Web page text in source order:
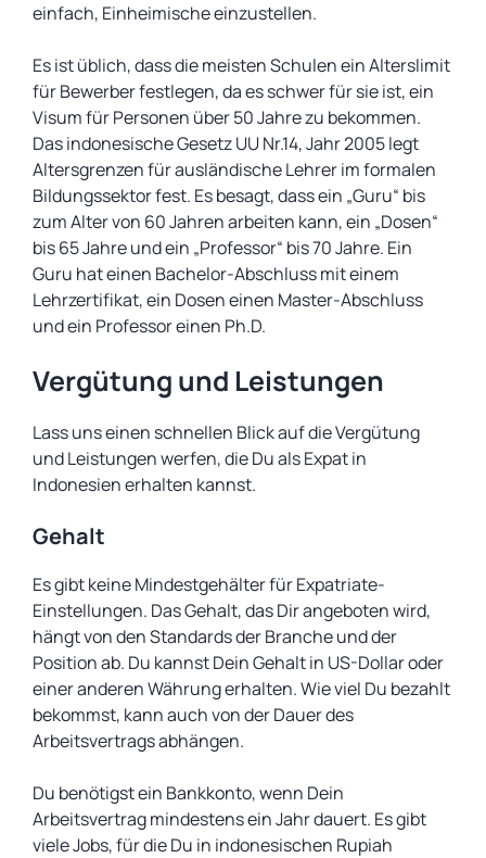
einfach, Einheimische einzustellen.
Es ist üblich, dass die meisten Schulen ein Alterslimit
für Bewerber festlegen, da es schwer für sie ist, ein
Visum für Personen über 50 Jahre zu bekommen.
Das indonesische Gesetz UU Nr.14, Jahr 2005 legt
Altersgrenzen für ausländische Lehrer im formalen
Bildungssektor fest. Es besagt, dass ein „Guru“ bis
zum Alter von 60 Jahren arbeiten kann, ein „Dosen“
bis 65 Jahre und ein „Professor“ bis 70 Jahre. Ein
Guru hat einen Bachelor-Abschluss mit einem
Lehrzertifikat, ein Dosen einen Master-Abschluss
und ein Professor einen Ph.D.
Vergütung und Leistungen
Lass uns einen schnellen Blick auf die Vergütung
und Leistungen werfen, die Du als Expat in
Indonesien erhalten kannst.
Gehalt
Es gibt keine Mindestgehälter für Expatriate-
Einstellungen. Das Gehalt, das Dir angeboten wird,
hängt von den Standards der Branche und der
Position ab. Du kannst Dein Gehalt in US-Dollar oder
einer anderen Währung erhalten. Wie viel Du bezahlt
bekommst, kann auch von der Dauer des
Arbeitsvertrags abhängen.
Du benötigst ein Bankkonto, wenn Dein
Arbeitsvertrag mindestens ein Jahr dauert. Es gibt
viele Jobs, für die Du in indonesischen Rupiah